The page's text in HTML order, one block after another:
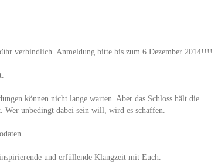
verbindlich. Anmeldung bitte bis zum 6.Dezember 2014!!!!
können nicht lange warten. Aber das Schloss hält die
Wer unbedingt dabei sein will, wird es schaffen.
und erfüllende Klangzeit mit Euch.